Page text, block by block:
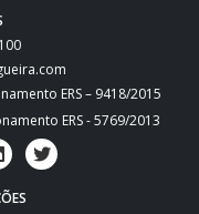
ERS – 9418/2015
ERS - 5769/2013